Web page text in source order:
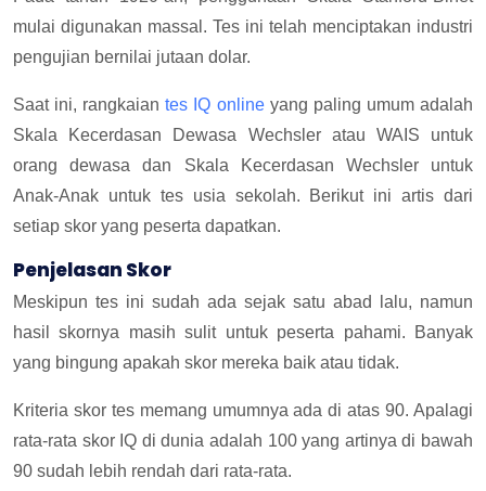
mulai digunakan massal. Tes ini telah menciptakan industri
pengujian bernilai jutaan dolar.
Saat ini, rangkaiantes IQ onlineyang paling umum adalah
Skala Kecerdasan Dewasa Wechsler atau WAIS untuk
orang dewasa dan Skala Kecerdasan Wechsler untuk
Anak-Anak untuk tes usia sekolah. Berikut ini artis dari
setiap skor yang peserta dapatkan.
Penjelasan Skor
Meskipun tes ini sudah ada sejak satu abad lalu, namun
hasil skornya masih sulit untuk peserta pahami. Banyak
yang bingung apakah skor mereka baik atau tidak.
Kriteria skor tes memang umumnya ada di atas 90. Apalagi
rata-rata skor IQ di dunia adalah 100 yang artinya di bawah
90 sudah lebih rendah dari rata-rata.